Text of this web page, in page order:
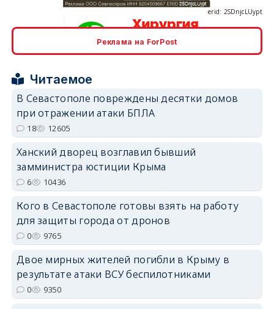
erid: 2SDnjdvhGXG
Реклама на ForPost
Читаемое
В Севастополе повреждены десятки домов
при отражении атаки БПЛА
18 12605
Ханский дворец возглавил бывший
замминистра юстиции Крыма
6 10436
Кого в Севастополе готовы взять на работу
для защиты города от дронов
0 9765
Двое мирных жителей погибли в Крыму в
результате атаки ВСУ беспилотниками
0 9350